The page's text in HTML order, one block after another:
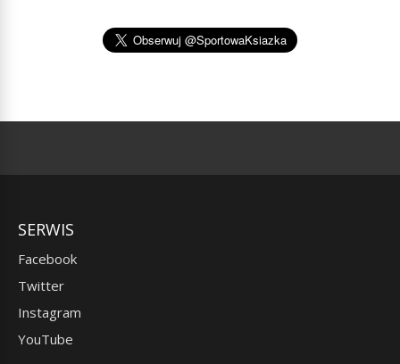
SERWIS
Facebook
Twitter
Instagram
YouTube